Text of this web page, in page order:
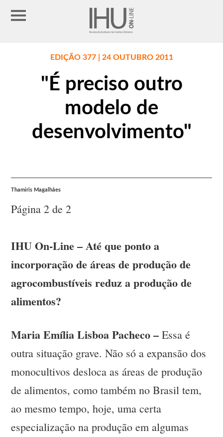
EDIÇÃO 377 | 24 OUTUBRO 2011
"É preciso outro
modelo de
desenvolvimento"
Thamiris Magalhães
Página 2 de 2
IHU On-Line – Até que ponto a
incorporação de áreas de produção de
agrocombustíveis reduz a produção de
alimentos?
Maria Emília Lisboa Pacheco –Essa é
outra situação grave. Não só a expansão dos
monocultivos desloca as áreas de produção
de alimentos, como também no Brasil tem,
ao mesmo tempo, hoje, uma certa
especialização na produção em algumas